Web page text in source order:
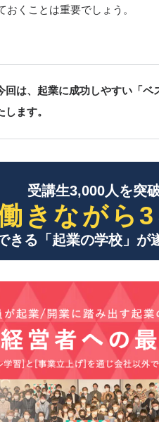
くことは重要でしょう。
回は、起業に成功しやすい「
します。
受講生3,000人を突破
きながら
きる「起業の学校」が